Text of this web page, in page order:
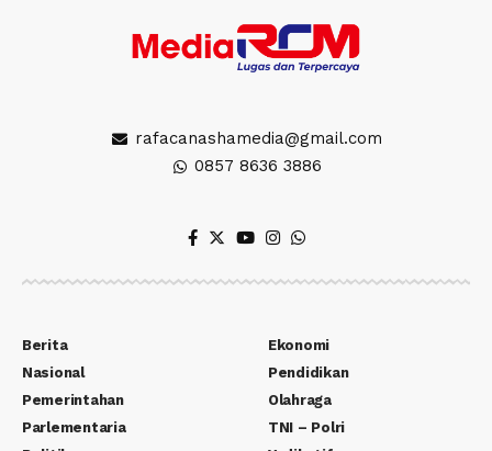
rafacanashamedia@gmail.com
0857 8636 3886
Berita
Nasional
Pemerintahan
Parlementaria
Ekonomi
Pendidikan
Olahraga
TNI – Polri